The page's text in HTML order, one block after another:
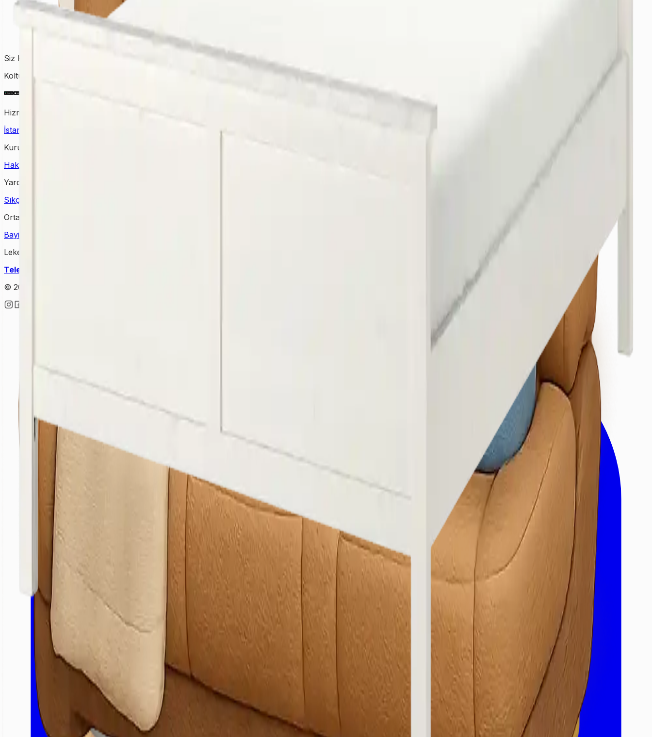
Siz Kirletin, Biz Temizleyelim!
Koltuktan halıya, perdeden yatağa kadar tüm temizlik ihtiyaçlarınızda Lekesepeti.com bir tıkla kapınızda!
Hizmet Verdiğimiz Bölgeler
İstanbul Halı Yıkama
Samsun Halı Yıkama
Kurumsal
Hakkımızda
Yardım & Destek
Sıkça Sorulan Sorular
Ortağımız Olun
Bayimiz Olun
Lekesepeti Temizlik Hizmetleri
Telefon
© 2025 • Lekesepeti